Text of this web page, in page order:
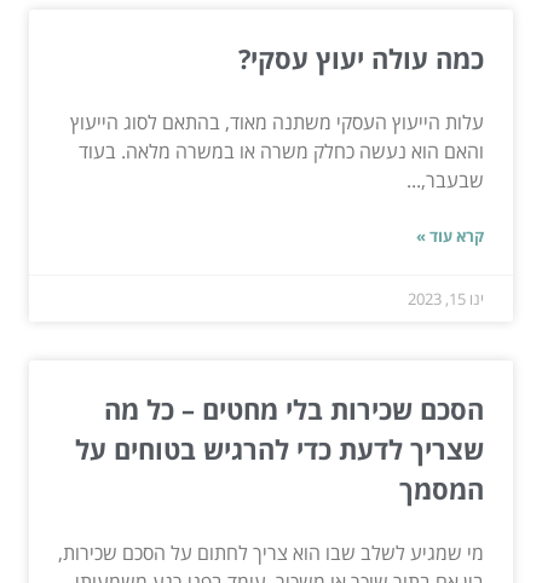
כמה עולה יעוץ עסקי?
עלות הייעוץ העסקי משתנה מאוד, בהתאם לסוג הייעוץ
והאם הוא נעשה כחלק משרה או במשרה מלאה. בעוד
שבעבר,...
קרא עוד »
ינו 15, 2023
הסכם שכירות בלי מחטים – כל מה
שצריך לדעת כדי להרגיש בטוחים על
המסמך
מי שמגיע לשלב שבו הוא צריך לחתום על הסכם שכירות,